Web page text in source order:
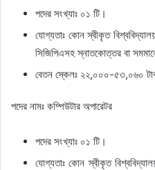
পদের সংখ্যাঃ ০১ টি।
যোগ্যতাঃ কোন স্বীকৃত
সিজিপিএসহ স্নাতকোত্তর বা
বেতন স্কেলঃ ২২,০০০-৫৩,০৬০
পদের নামঃ কম্পিউটার অপারেটর
পদের সংখ্যাঃ ০১ টি।
যোগ্যতাঃ কোন স্বীকৃত